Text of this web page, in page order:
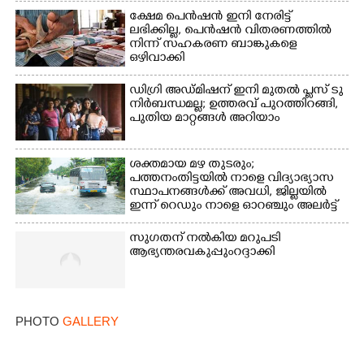
ക്ഷേമ പെൻഷൻ ഇനി നേരിട്ട്
ലഭിക്കില്ല,​ പെൻഷൻ വിതരണത്തിൽ
നിന്ന് സഹകരണ ബാങ്കുകളെ
ഒഴിവാക്കി
ഡിഗ്രി അഡ്മിഷന് ഇനി മുതൽ പ്ലസ് ടു
നിർബന്ധമല്ല; ഉത്തരവ് പുറത്തിറങ്ങി,
പുതിയ മാറ്റങ്ങൾ അറിയാം
ശക്തമായ മഴ തുടരും;
പത്തനംതിട്ടയിൽ നാളെ വിദ്യാഭ്യാസ
സ്ഥാപനങ്ങൾക്ക് അവധി,​ ജില്ലയിൽ
ഇന്ന് റെ‌ഡും നാളെ ഓറഞ്ചും അലർട്ട്
സുഗതന് നൽകിയ മറുപടി
ആഭ്യന്തരവകുപ്പും റദ്ദാക്കി
PHOTO GALLERY